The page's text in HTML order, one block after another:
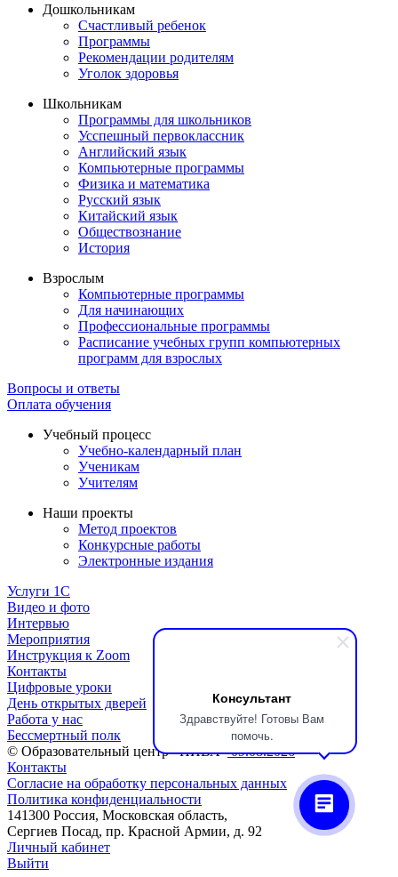
Консультант
Здравствуйте! Готовы Вам
помочь.
Дошкольникам
Счастливый ребенок
Программы
Рекомендации родителям
Уголок здоровья
Школьникам
Программы для школьников
Усспешный первоклассник
Английский язык
Компьютерные программы
Физика и математика
Русский язык
Китайский язык
Обществознание
История
Взрослым
Компьютерные программы
Для начинающих
Профессиональные программы
Расписание учебных групп компьютерных
программ для взрослых
Вопросы и ответы
Оплата обучения
Учебный процесс
Учебно-календарный план
Ученикам
Учителям
Наши проекты
Метод проектов
Конкурсные работы
Электронные издания
Услуги 1C
Видео и фото
Интервью
Мероприятия
Инструкция к Zoom
Контакты
Цифровые уроки
День открытых дверей
Работа у нас
Бессмертный полк
© Образовательный центр «НИВА»09.08.2026
Контакты
Согласие на обработку персональных данных
Политика конфиденциальности
141300 Россия, Московская область,
Сергиев Посад, пр. Красной Армии, д. 92
Личный кабинет
Выйти